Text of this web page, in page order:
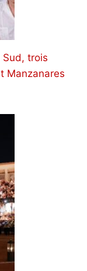
trois
Manzanares